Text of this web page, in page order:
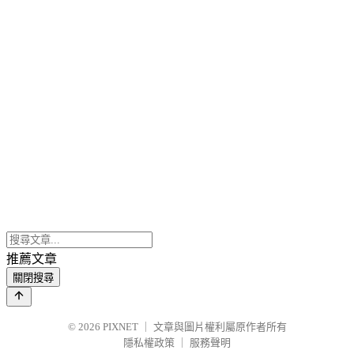
推薦文章
關閉搜尋
© 2026 PIXNET
文章與圖片權利屬原作者所有
隱私權政策
服務聲明